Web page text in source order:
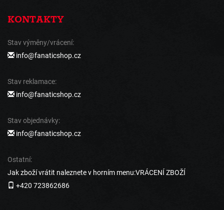
KONTAKTY
Stav výměny/vrácení:
info@fanaticshop.cz
Stav reklamace:
info@fanaticshop.cz
Stav objednávky:
info@fanaticshop.cz
Ostatní:
Jak zboží vrátit naleznete v horním menu:VRÁCENÍ ZBOŽÍ
+420 723862686